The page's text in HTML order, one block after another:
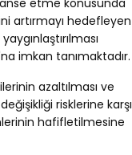
etme konusunda
artırmayı hedefleyen
imkan tanımaktadır.
azaltılması ve
risklerine karşı
hafifletilmesine